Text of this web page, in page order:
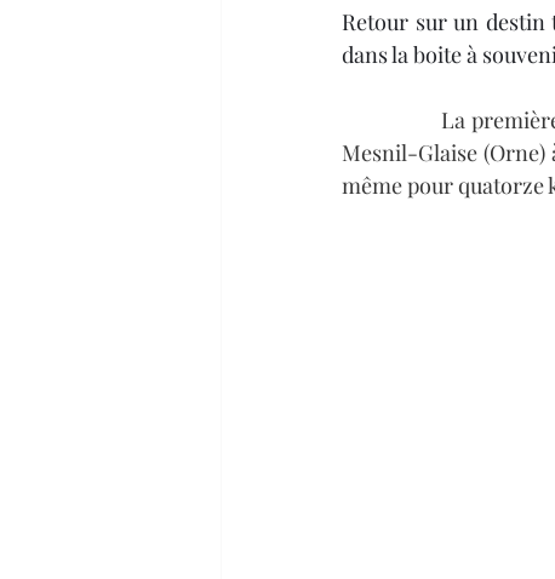
Retour sur un destin
dans la boite à
La
Mesnil-Glaise (Orne)
même pour quatorze